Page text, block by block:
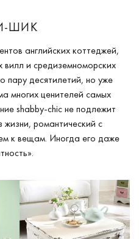
ШИК
английских коттеджей,
вилл и средиземноморских
пару десятилетий, но уже
многих ценителей самых
shabby-chic не подлежит
романтический с
к вещам. Иногда его даже